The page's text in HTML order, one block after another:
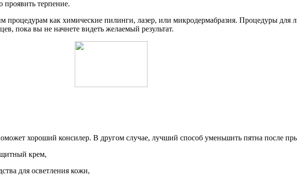
терпение.
как химические пилинги, лазер, или микродермабразия. Процедуры для
пока вы не начнете видеть желаемый результат.
хороший консилер. В другом случае, лучший способ уменьшить пятна после
крем,
для осветления кожи,